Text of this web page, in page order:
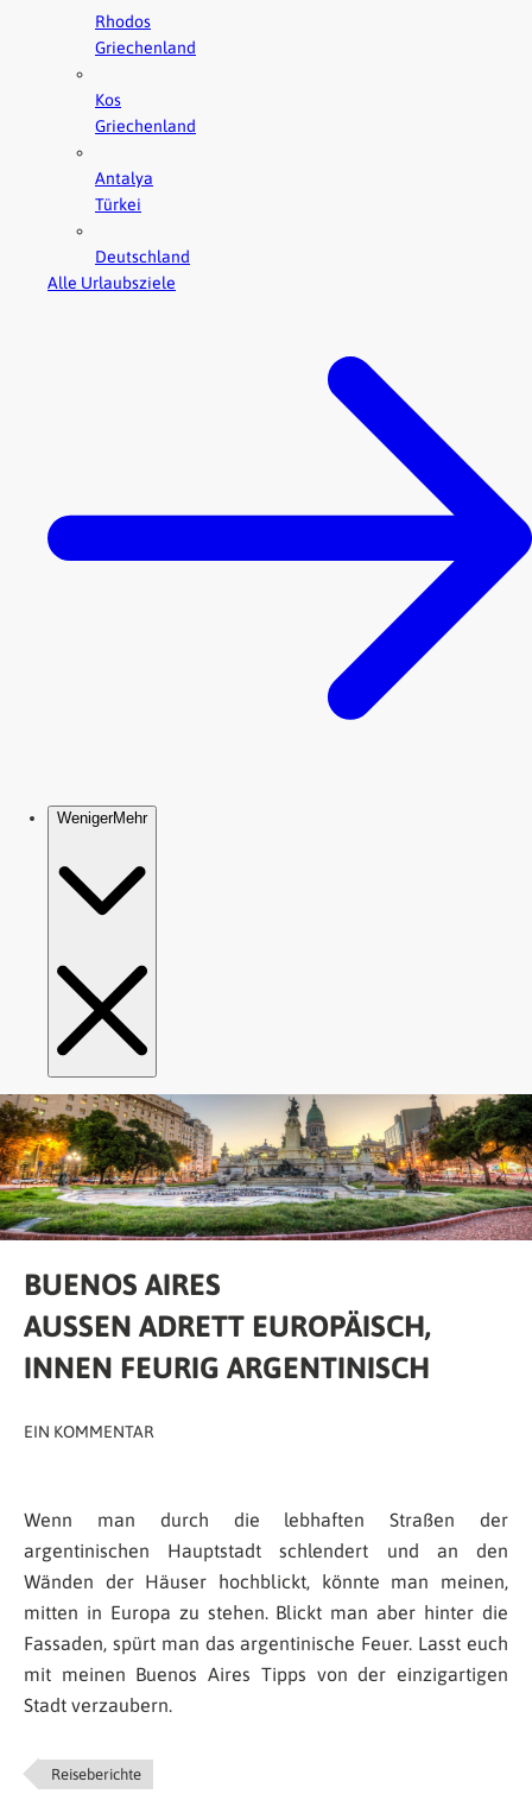
BUENOS AIRES
AUSSEN ADRETT EUROPÄISCH, I
NNEN FEURIG ARGENTINISCH
EIN KOMMENTAR
Wenn man durch die lebhaften Straßen der
argentinischen Hauptstadt schlendert und an den
Wänden der Häuser hochblickt, könnte man meinen,
mitten in Europa zu stehen. Blickt man aber hinter die
Fassaden, spürt man das argentinische Feuer. Lasst euch
mit meinen Buenos Aires Tipps von der einzigartigen
Stadt verzaubern.
Reiseberichte